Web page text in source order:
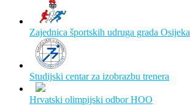
Zajednica športskih udruga grada Osijeka
Studijski centar za izobrazbu trenera
Hrvatski olimpijski odbor HOO